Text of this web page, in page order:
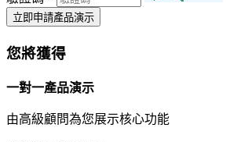
立即申請產品演示
您將獲得
一對一產品演示
由高級顧問為您展示核心功能